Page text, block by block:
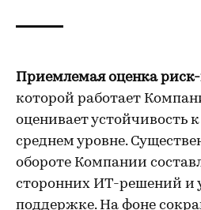
Приемлемая оценка
которой работает
оценивает
среднем уровне.
обороте Компании
сторонних ИТ-решений и
поддержке. На фоне